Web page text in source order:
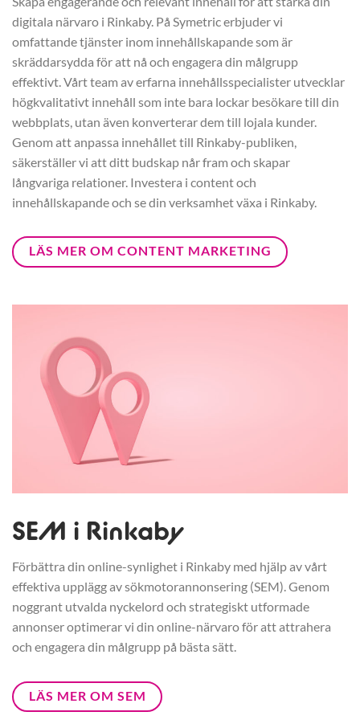
digitala närvaro i Rinkaby. På Symetric erbjuder vi
omfattande tjänster inom innehållskapande som är
skräddarsydda för att nå och engagera din målgrupp
effektivt. Vårt team av erfarna innehållsspecialister utvecklar
högkvalitativt innehåll som inte bara lockar besökare till din
webbplats, utan även konverterar dem till lojala kunder.
Genom att anpassa innehållet till Rinkaby-publiken,
säkerställer vi att ditt budskap når fram och skapar
långvariga relationer. Investera i content och
innehållskapande och se din verksamhet växa i Rinkaby.
LÄS MER OM CONTENT MARKETING
SEM i Rinkaby
Förbättra din online-synlighet i Rinkaby med hjälp av vårt
effektiva upplägg av sökmotorannonsering (SEM). Genom
noggrant utvalda nyckelord och strategiskt utformade
annonser optimerar vi din online-närvaro för att attrahera
och engagera din målgrupp på bästa sätt.
LÄS MER OM SEM